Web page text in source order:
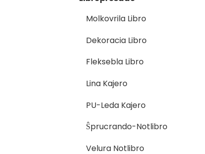
Molkovrila Libro
Dekoracia Libro
Fleksebla Libro
Lina Kajero
PU-Leda Kajero
Ŝprucrando-Notlibro
Velura Notlibro